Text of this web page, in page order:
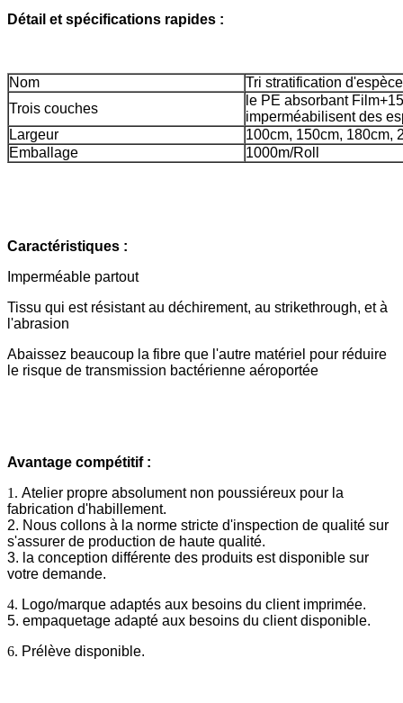
Détail et spécifications rapides :
Nom
Tri stratification
Trois couches
le PE absorbant
imperméabilisent des
Largeur
100cm, 150cm, 180cm,
Emballage
1000m/Roll
Caractéristiques :
Imperméable partout
Tissu qui est résistant au déchirement, au strikethrough, et à
l'abrasion
Abaissez beaucoup la fibre que l'autre matériel pour réduire
le risque de transmission bactérienne aéroportée
Avantage compétitif :
1. Atelier propre absolument non poussiéreux pour la
fabrication d'habillement.
2. Nous collons à la norme stricte d'inspection de qualité sur
s'assurer de production de haute qualité.
3. la conception différente des produits est disponible sur
votre demande.
4. Logo/marque adaptés aux besoins du client imprimée.
5. empaquetage adapté aux besoins du client disponible.
6. Prélève disponible.